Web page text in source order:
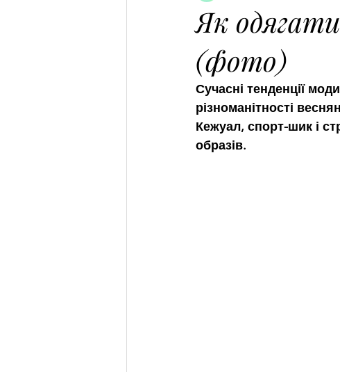
Як
(фото)
Сучасні тенденції
різноманітності
Кежуал, спорт-шик і
образів.